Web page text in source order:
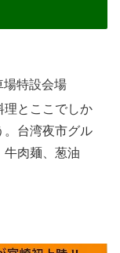
場特設会場
理とここでしか
。台湾夜市グル
牛肉麺、葱油